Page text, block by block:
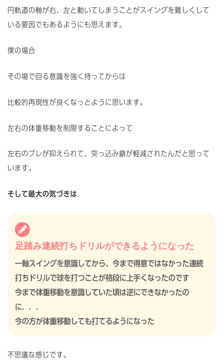
円軌道の軸が右、左と動いてしまうことがスイングを難しくして
いる要因でもあるようにも思えます。
僕の場合
その場で回る意識を強く持ってからは
比較的再現性が良くなっとように思います。
左右の体重移動を制限することによって
左右のブレが抑えられて、突っ込み癖が軽減されたんだと思って
います。
そして最大の気づきは
足踏み連続打ちドリルができるようになった
一軸スイングを意識してから、今まで得意ではなかった連続
打ちドリルで球を打つことが格段に上手くなったのです
今まで体重移動を意識していた頃は逆にできなかったの
に．．．
今の方が体重移動しても打てるようになった
不思議な感じです。